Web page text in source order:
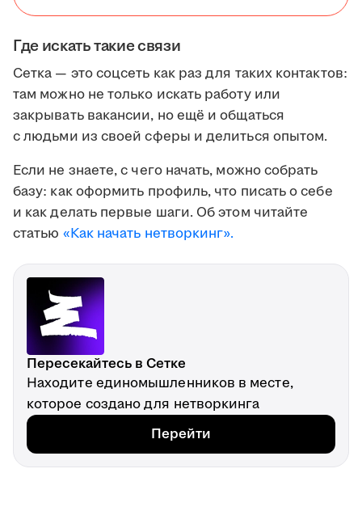
Где искать такие связи
Сетка — это соцсеть как раз для таких контактов:
там можно не только искать работу или
закрывать вакансии, но ещё и общаться
с людьми из своей сферы и делиться опытом.
Если не знаете, с чего начать, можно собрать
базу: как оформить профиль, что писать о себе
и как делать первые шаги. Об этом читайте
статью «Как начать нетворкинг».
Пересекайтесь в Сетке
Находите единомышленников в месте,
которое создано для нетворкинга
Перейти